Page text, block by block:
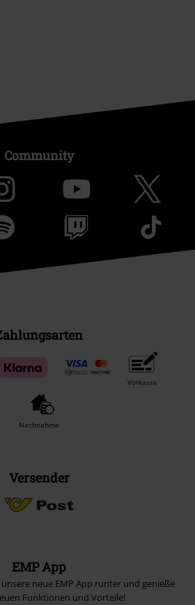
Community
Vorkasse
Nachnahme
Versender
EMP App
neue EMP App runter und genieße
Funktionen und Vorteile!